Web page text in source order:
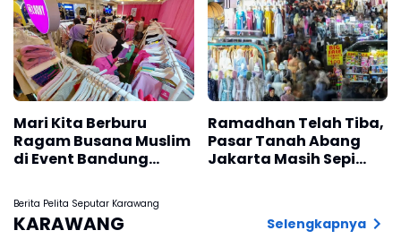
Mari Kita Berburu
Ragam Busana Muslim
di Event Bandung
Ramadhan Telah Tiba,
Pasar Tanah Abang
Jakarta Masih Sepi
Berita Pelita Seputar Karawang
KARAWANG Selengkapnya